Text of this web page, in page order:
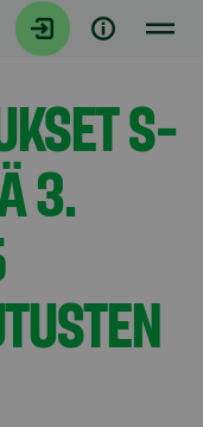
S-
3.